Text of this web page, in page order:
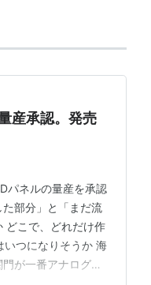
産承認。発売
パネルの量産を承認
部分」と「まだ流
どこで、どれだけ作
いつになりそうか 海
が一番アナログな